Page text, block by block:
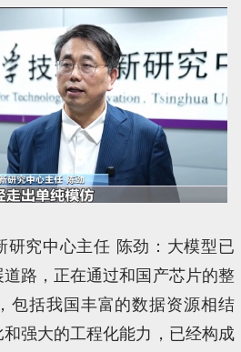
研究中心主任 陈劲：大模型已
路，正在通过和国产芯片的整
包括我国丰富的数据资源相结
强大的工程化能力，已经构成